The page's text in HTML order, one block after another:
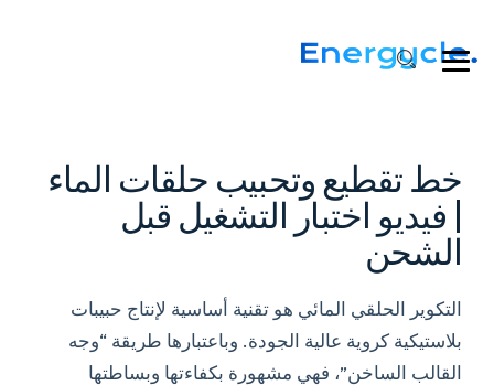
المنسوجة
PP
خط تقطيع وتحبيب حلقات الماء
| فيديو اختبار التشغيل قبل
الشحن
التكوير الحلقي المائي هو تقنية أساسية لإنتاج حبيبات
بلاستيكية كروية عالية الجودة. وباعتبارها طريقة “وجه
القالب الساخن”، فهي مشهورة بكفاءتها وبساطتها